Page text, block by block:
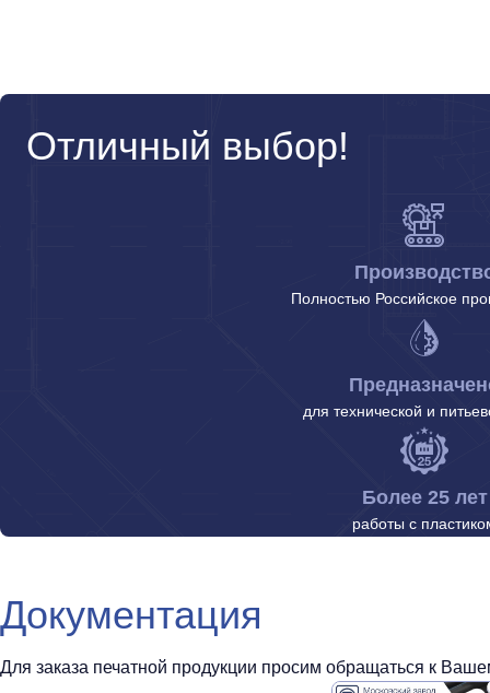
Отличный выбор!
Полностью Российское
для технической и
Более 25 лет
работы с
Документация
Для заказа печатной продукции просим обращаться к